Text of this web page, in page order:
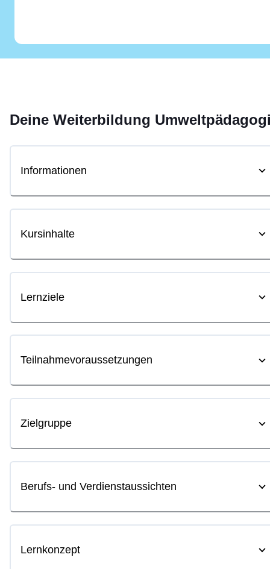
Deine Weiterbildung
Informationen
Kursinhalte
Lernziele
Teilnahmevoraussetzungen
Zielgruppe
Berufs- und Verdienstaussichten
Lernkonzept